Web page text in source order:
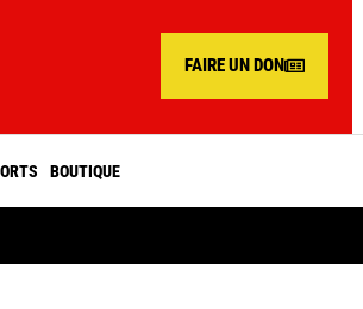
FAIRE UN DON
BOUTIQUE
SENEGAL :